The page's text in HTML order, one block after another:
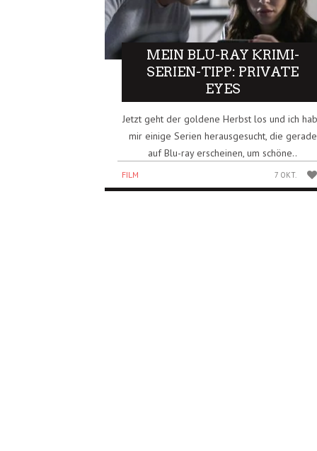
MEIN BLU-RAY KRIMI-
SERIEN-TIPP: PRIVATE
EYES
Jetzt geht der goldene Herbst los und ich
mir einige Serien herausgesucht, die gerade
auf Blu-ray erscheinen, um schöne..
FILM 7 OKT.